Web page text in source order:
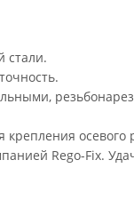
стали.
крепления
Rego-Fix.